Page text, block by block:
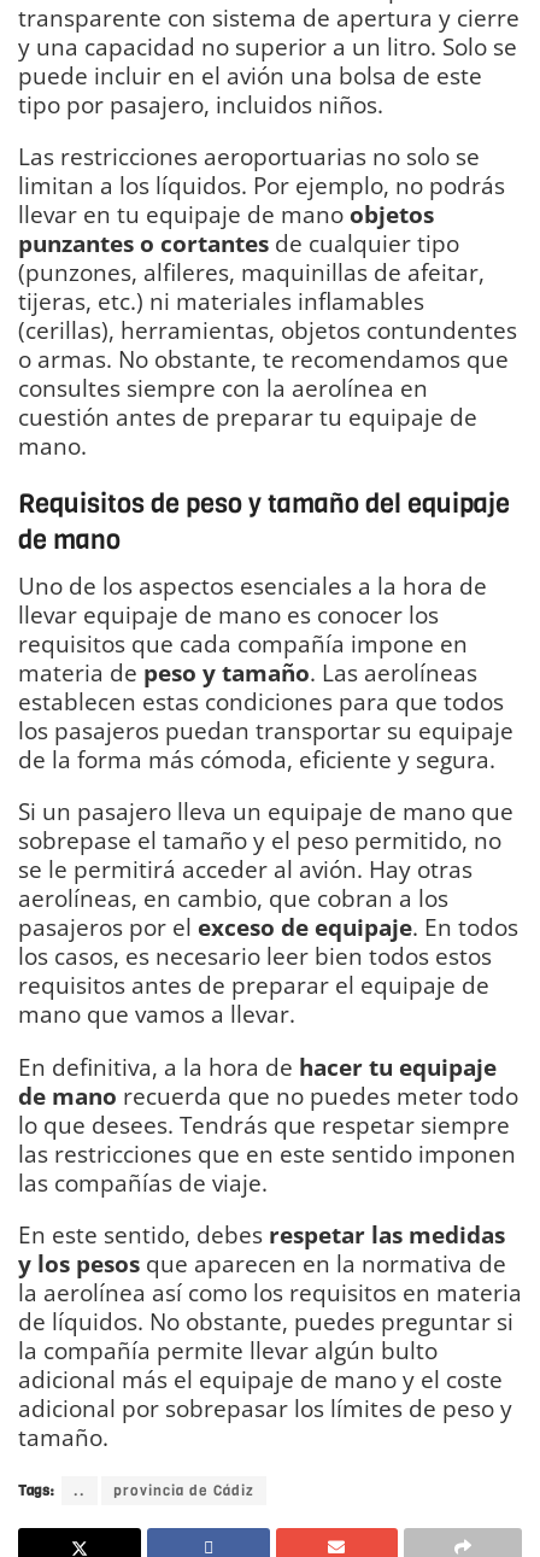
transparente con sistema de apertura y cierre
y una capacidad no superior a un litro. Solo se
puede incluir en el avión una bolsa de este
tipo por pasajero, incluidos niños.
Las restricciones aeroportuarias no solo se
limitan a los líquidos. Por ejemplo, no podrás
llevar en tu equipaje de mano objetos
punzantes o cortantes de cualquier tipo
(punzones, alfileres, maquinillas de afeitar,
tijeras, etc.) ni materiales inflamables
(cerillas), herramientas, objetos contundentes
o armas. No obstante, te recomendamos que
consultes siempre con la aerolínea en
cuestión antes de preparar tu equipaje de
mano.
Requisitos de peso y tamaño del equipaje
de mano
Uno de los aspectos esenciales a la hora de
llevar equipaje de mano es conocer los
requisitos que cada compañía impone en
materia de peso y tamaño. Las aerolíneas
establecen estas condiciones para que todos
los pasajeros puedan transportar su equipaje
de la forma más cómoda, eficiente y segura.
Si un pasajero lleva un equipaje de mano que
sobrepase el tamaño y el peso permitido, no
se le permitirá acceder al avión. Hay otras
aerolíneas, en cambio, que cobran a los
pasajeros por el exceso de equipaje. En todos
los casos, es necesario leer bien todos estos
requisitos antes de preparar el equipaje de
mano que vamos a llevar.
En definitiva, a la hora de hacer tu equipaje
de mano recuerda que no puedes meter todo
lo que desees. Tendrás que respetar siempre
las restricciones que en este sentido imponen
las compañías de viaje.
En este sentido, debes respetar las medidas
y los pesos que aparecen en la normativa de
la aerolínea así como los requisitos en materia
de líquidos. No obstante, puedes preguntar si
la compañía permite llevar algún bulto
adicional más el equipaje de mano y el coste
adicional por sobrepasar los límites de peso y
tamaño.
Tags: .. provincia de Cádiz